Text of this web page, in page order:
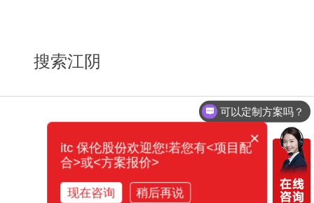
搜索江阴
可以定制方案吗？
×
itc 保伦股份欢迎您!若您有<项目配
合>或<方案报价>
现在咨询 稍后再说